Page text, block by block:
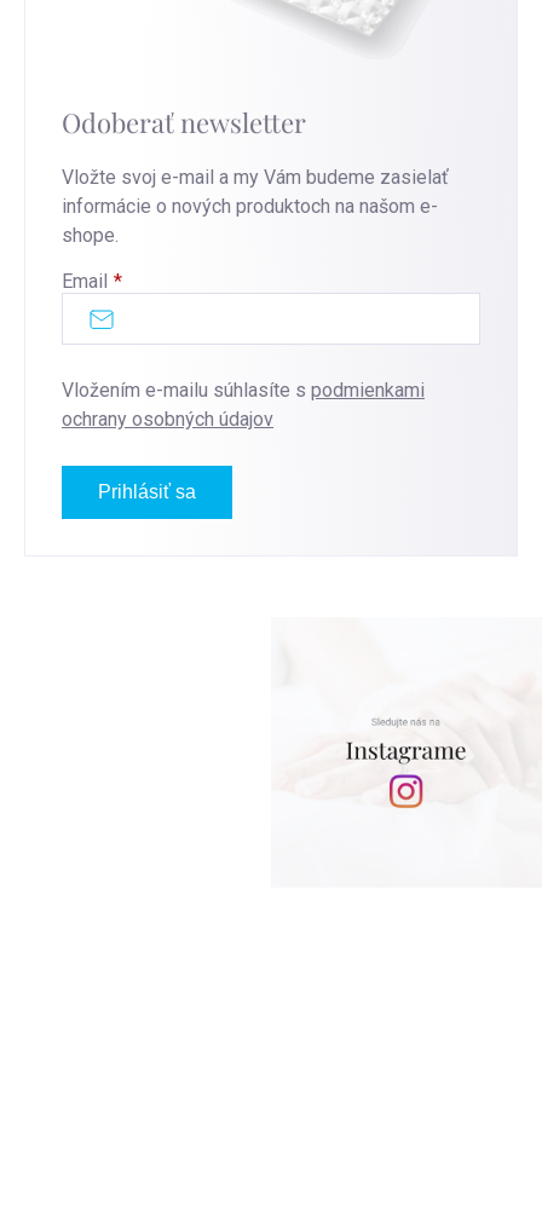
Odoberať newsletter
Vložte svoj e-mail a my Vám budeme zasielať
informácie o nových produktoch na našom e-
shope.
Email
Vložením e-mailu súhlasíte s podmienkami
ochrany osobných údajov
Prihlásiť sa